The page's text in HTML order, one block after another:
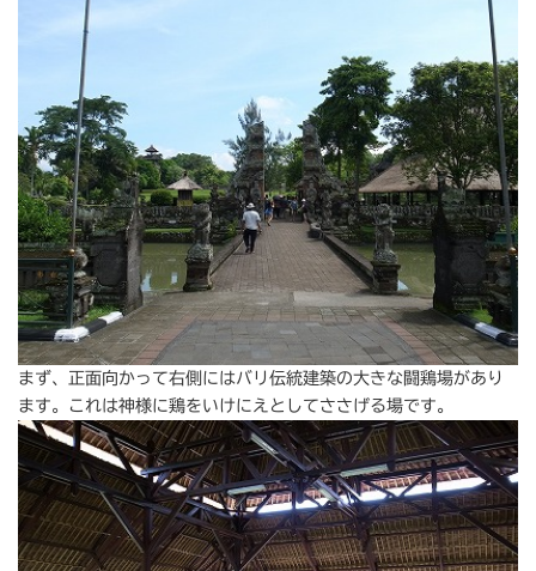
まず、正面向かって右側にはバリ伝統建築の大きな闘鶏場があり
ます。これは神様に鶏をいけにえとしてささげる場です。